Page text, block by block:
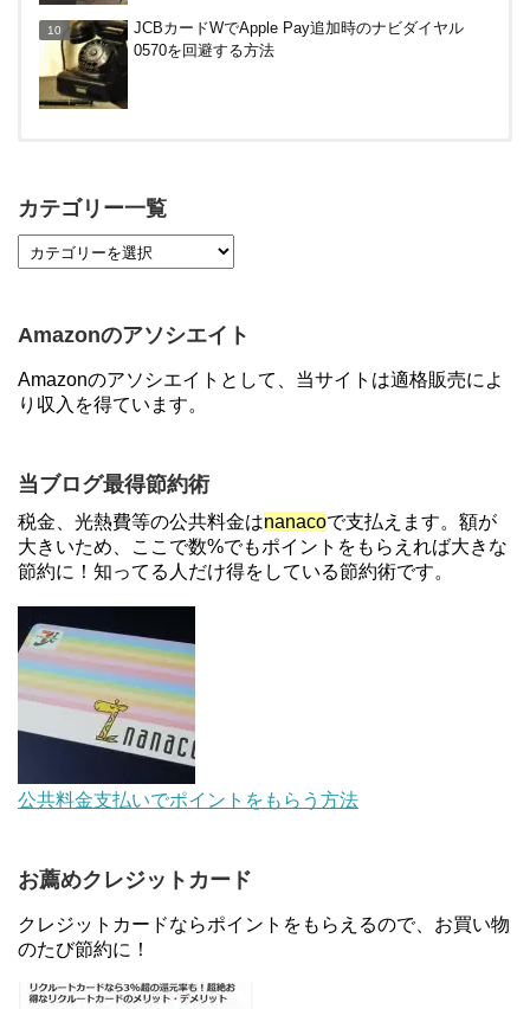
が可能に！月末のみ残高200万円必要。1/1～
JCBカードWでApple Pay追加時のナビダイヤル
0570を回避する方法
【7/21まで】エアウォレット(COIN+)で最大98,300
【2倍増量】PayPayカード、まるごとフラットリボ
登録と3回利用で10000ptがもらえるキャンペーン！
3/31まで
ソニーフィナンシャルグループの株主限定！2万円
もらえる口座開設キャンペーン。7/31まで
【対象者限定】楽天ペイで決済すると最大300ポイ
ントキャンペーン！～6/1
【解決】マリオットボンヴォイにログインできな
い、パスワード変更不可の原因はコレでした。
デジタルギフト改悪でいろいろ手数料徴収へ！8/3
～
au Pay等に等価交換できる「えらべるギフト」がフ
ァミリマートとミニストップで登場！WAON1%還
元で新ルート誕生！？
JCBカードWでApple Pay追加時のナビダイヤル
カテゴリー一覧
Amazonのアソシエイト
Amazonのアソシエイトとして、当サイトは適格販売によ
り収入を得ています。
当ブログ最得節約術
税金、光熱費等の公共料金はnanacoで支払えます。額が
大きいため、ここで数%でもポイントをもらえれば大きな
節約に！知ってる人だけ得をしている節約術です。
公共料金支払いでポイントをもらう方法
お薦めクレジットカード
クレジットカードならポイントをもらえるので、お買い物
のたび節約に！